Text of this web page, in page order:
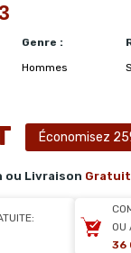
Genre :
Hommes
Économisez
ou Livraison
OU
36